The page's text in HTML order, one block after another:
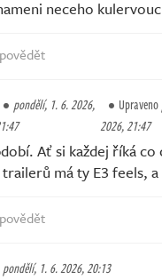
neceho
pondělí, 1. 6. 2026,
Upraveno
2026, 21:47
Ať si každej říká co
má ty E3 feels,
pondělí, 1. 6. 2026, 20:13